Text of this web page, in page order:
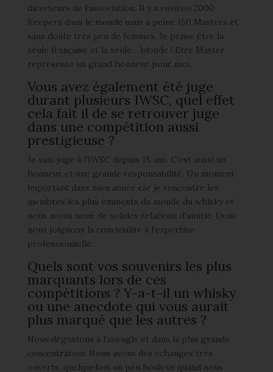
directeurs de l’association. Il y a environ 2000
Keepers dans le monde mais à peine 150 Masters et
sans doute très peu de femmes. Je pense être la
seule française et la seule… blonde ! Etre Master
représente un grand honneur pour moi.
Vous avez également été juge
durant plusieurs IWSC, quel effet
cela fait il de se retrouver juge
dans une compétition aussi
prestigieuse ?
Je suis juge à l’IWSC depuis 15 ans. C’est aussi un
honneur et une grande responsabilité. Un moment
important dans mon année car je rencontre les
membres les plus éminents du monde du whisky et
nous avons noué de solides relations d’amitié. Donc
nous joignons la convivialité à l’expertise
professionnelle.
Quels sont vos souvenirs les plus
marquants lors de ces
compétitions ? Y-a-t-il un whisky
ou une anecdote qui vous aurait
plus marqué que les autres ?
Nous dégustons à l’aveugle et dans la plus grande
concentration. Nous avons des échanges très
ouverts, quelquefois un peu houleux quand nous